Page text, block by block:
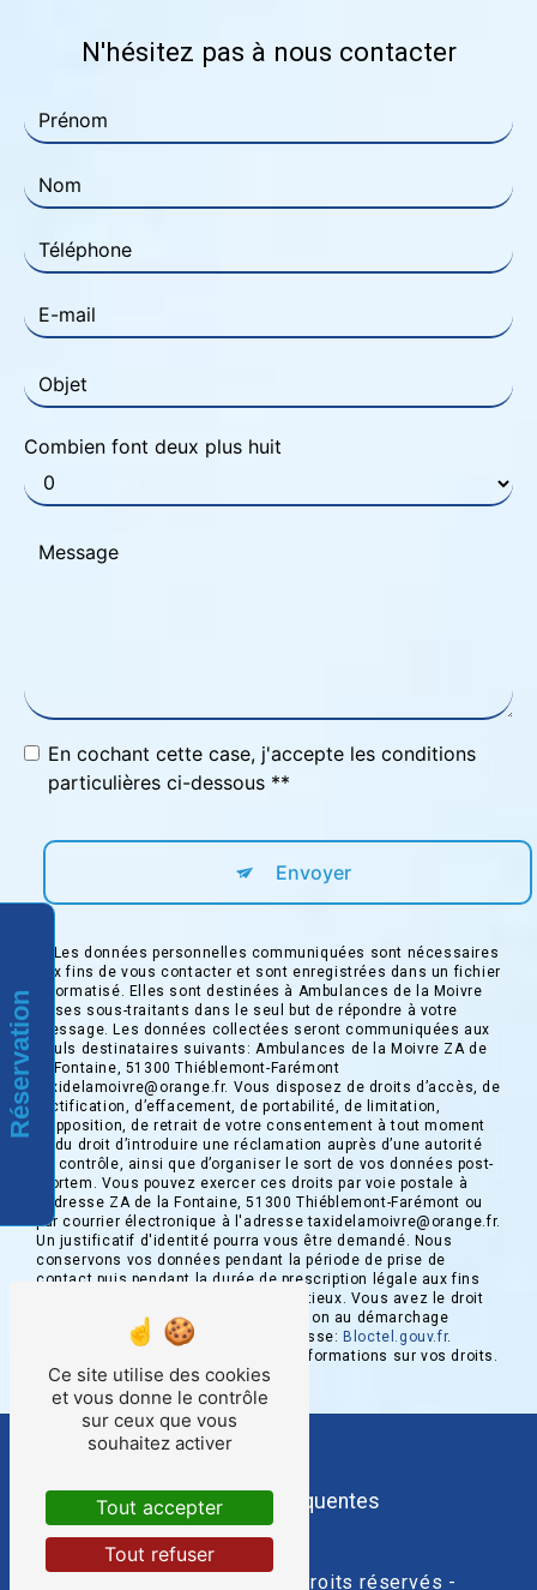
N'hésitez pas à nous contacter
Combien font deux plus huit
En cochant cette case, j'accepte les conditions
particulières ci-dessous **
Envoyer
** Les données personnelles communiquées sont nécessaires
aux fins de vous contacter et sont enregistrées dans un fichier
informatisé. Elles sont destinées à Ambulances de la Moivre
et ses sous-traitants dans le seul but de répondre à votre
message. Les données collectées seront communiquées aux
seuls destinataires suivants: Ambulances de la Moivre ZA de
la Fontaine, 51300 Thiéblemont-Farémont
taxidelamoivre@orange.fr. Vous disposez de droits d’accès, de
rectification, d’effacement, de portabilité, de limitation,
d’opposition, de retrait de votre consentement à tout moment
et du droit d’introduire une réclamation auprès d’une autorité
de contrôle, ainsi que d’organiser le sort de vos données post-
mortem. Vous pouvez exercer ces droits par voie postale à
l'adresse ZA de la Fontaine, 51300 Thiéblemont-Farémont ou
par courrier électronique à l'adresse taxidelamoivre@orange.fr.
Un justificatif d'identité pourra vous être demandé. Nous
conservons vos données pendant la période de prise de
contact puis pendant la durée de prescription légale aux fins
probatoires et de gestion des contentieux. Vous avez le droit
de vous inscrire sur la liste d'opposition au démarchage
téléphonique, disponible à cette adresse: Bloctel.gouv.fr.
Consultez le site cnil.fr pour plus d’informations sur vos droits.
Recherches fréquentes
- 2026 - Tous droits réservés -
Réservation
Ce site utilise des cookies
et vous donne le contrôle
sur ceux que vous
souhaitez activer
Tout accepter
Tout refuser